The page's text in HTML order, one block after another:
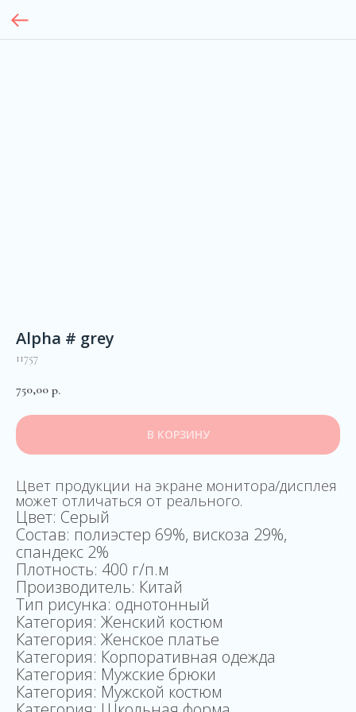
Alpha # grey
11757
750,00 р.
В КОРЗИНУ
Цвет продукции на экране монитора/дисплея
может отличаться от реального.
Цвет: Серый
Состав: полиэстер 69%, вискоза 29%,
спандекс 2%
Плотность: 400 г/п.м
Производитель: Китай
Тип рисунка: однотонный
Категория: Женский костюм
Категория: Женское платье
Категория: Корпоративная одежда
Категория: Мужские брюки
Категория: Мужской костюм